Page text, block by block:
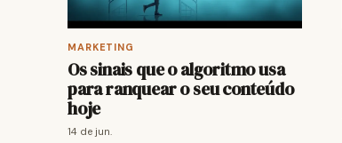
MARKETING
Os sinais que o algoritmo usa
para ranquear o seu conteúdo
hoje
14 de jun.